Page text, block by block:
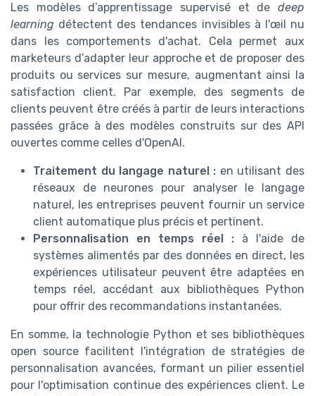
Les modèles d’apprentissage supervisé et de deep
learning détectent des tendances invisibles à l'œil nu
dans les comportements d'achat. Cela permet aux
marketeurs d’adapter leur approche et de proposer des
produits ou services sur mesure, augmentant ainsi la
satisfaction client. Par exemple, des segments de
clients peuvent être créés à partir de leurs interactions
passées grâce à des modèles construits sur des API
ouvertes comme celles d'OpenAI.
Traitement du langage naturel : en utilisant des
réseaux de neurones pour analyser le langage
naturel, les entreprises peuvent fournir un service
client automatique plus précis et pertinent.
Personnalisation en temps réel : à l'aide de
systèmes alimentés par des données en direct, les
expériences utilisateur peuvent être adaptées en
temps réel, accédant aux bibliothèques Python
pour offrir des recommandations instantanées.
En somme, la technologie Python et ses bibliothèques
open source facilitent l'intégration de stratégies de
personnalisation avancées, formant un pilier essentiel
pour l'optimisation continue des expériences client. Le